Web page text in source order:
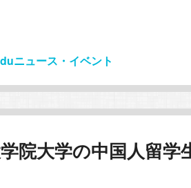
ニュース・イベント
院大学の中国人留学